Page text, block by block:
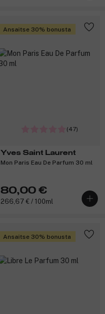
Ansaitse 30% bonusta
(47)
Yves Saint Laurent
Mon Paris Eau De Parfum 30 ml
80,00 €
266,67 € / 100ml
Ansaitse 30% bonusta